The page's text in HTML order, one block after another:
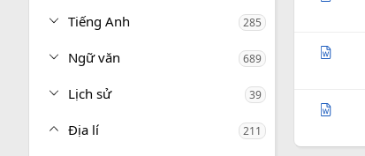
Tiếng Anh 285
Ngữ văn 689
Lịch sử 39
Địa lí 211